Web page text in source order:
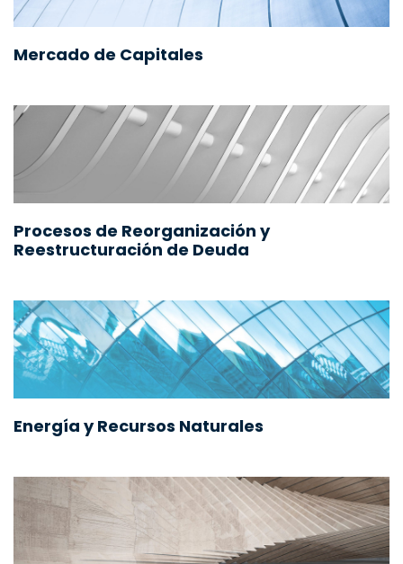
Mercado de Capitales
Procesos de Reorganización y
Reestructuración de Deuda
Energía y Recursos Naturales